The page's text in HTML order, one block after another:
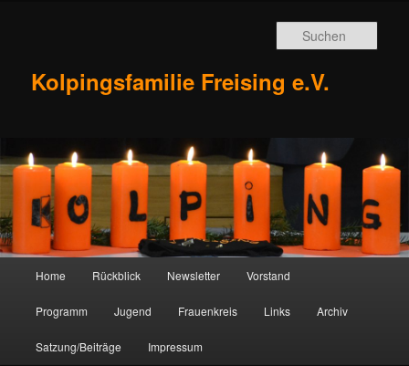
Kolpingsfamilie Freising e.V.
Home Rückblick Newsletter Vorstand
Programm Jugend Frauenkreis Links Archiv
Satzung/Beiträge Impressum